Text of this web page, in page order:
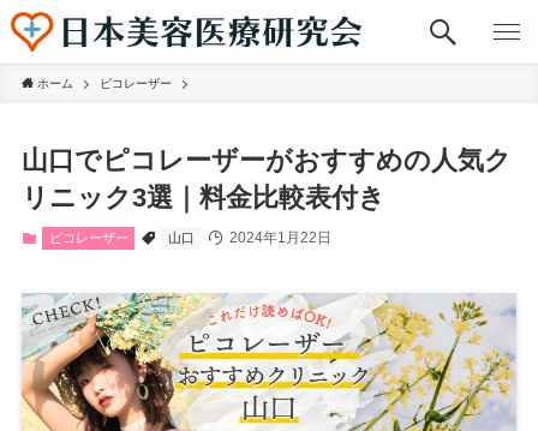
ホーム ピコレーザー
山口でピコレーザーがおすすめの人気ク
リニック3選｜料金比較表付き
ピコレーザー 山口 2024年1月22日